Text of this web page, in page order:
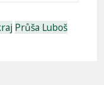
Průša Luboš